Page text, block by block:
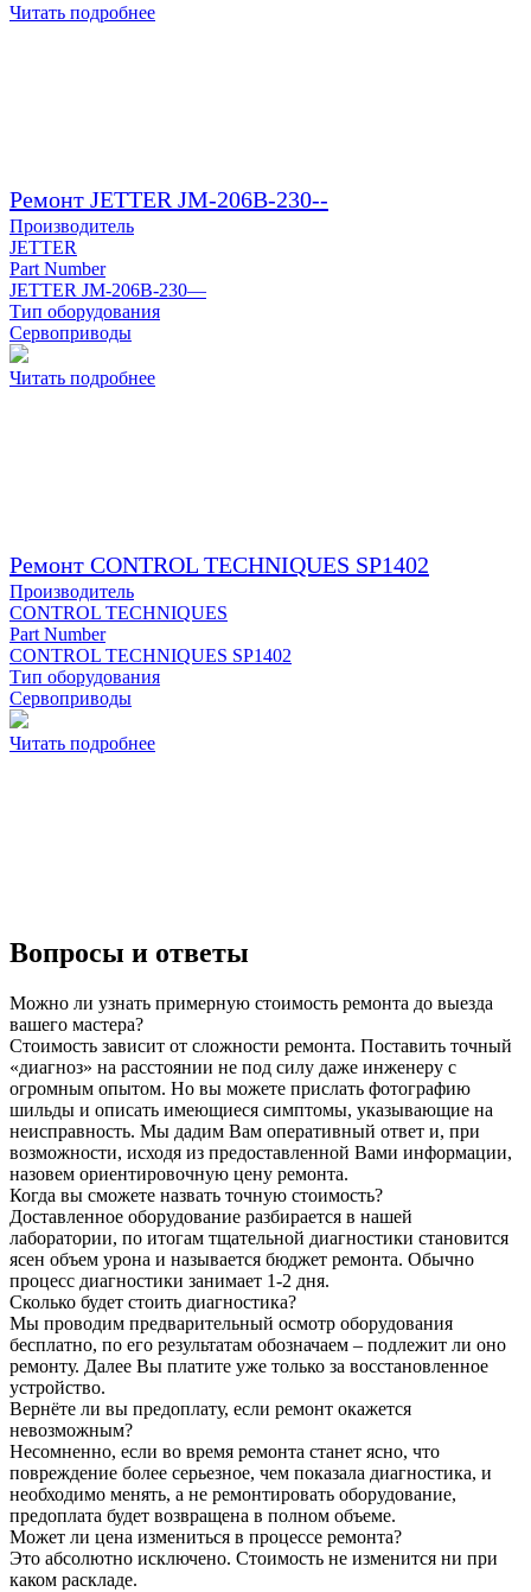
Читать подробнее
Ремонт JETTER JM-206B-230--
Производитель
JETTER
Part Number
JETTER JM-206B-230—
Тип оборудования
Сервоприводы
Читать подробнее
Ремонт CONTROL TECHNIQUES SP1402
Производитель
CONTROL TECHNIQUES
Part Number
CONTROL TECHNIQUES SP1402
Тип оборудования
Сервоприводы
Читать подробнее
Вопросы и ответы
Можно ли узнать примерную стоимость ремонта до выезда
вашего мастера?
Стоимость зависит от сложности ремонта. Поставить точный
«диагноз» на расстоянии не под силу даже инженеру с
огромным опытом. Но вы можете прислать фотографию
шильды и описать имеющиеся симптомы, указывающие на
неисправность. Мы дадим Вам оперативный ответ и, при
возможности, исходя из предоставленной Вами информации,
назовем ориентировочную цену ремонта.
Когда вы сможете назвать точную стоимость?
Доставленное оборудование разбирается в нашей
лаборатории, по итогам тщательной диагностики становится
ясен объем урона и называется бюджет ремонта. Обычно
процесс диагностики занимает 1-2 дня.
Сколько будет стоить диагностика?
Мы проводим предварительный осмотр оборудования
бесплатно, по его результатам обозначаем – подлежит ли оно
ремонту. Далее Вы платите уже только за восстановленное
устройство.
Вернёте ли вы предоплату, если ремонт окажется
невозможным?
Несомненно, если во время ремонта станет ясно, что
повреждение более серьезное, чем показала диагностика, и
необходимо менять, а не ремонтировать оборудование,
предоплата будет возвращена в полном объеме.
Может ли цена измениться в процессе ремонта?
Это абсолютно исключено. Стоимость не изменится ни при
каком раскладе.